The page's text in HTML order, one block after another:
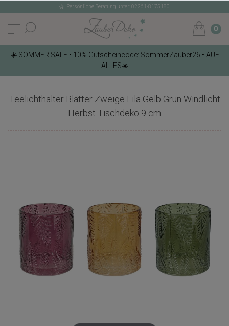
Persönliche Beratung unter: 02261-8175180
0
☀️ SOMMER SALE • 10% Gutscheincode: SommerZauber26 • AUF
ALLES☀️
Teelichthalter Blätter Zweige Lila Gelb Grün Windlicht
Herbst Tischdeko 9 cm